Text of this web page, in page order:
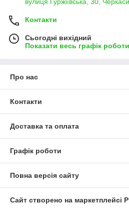
Контакти
Сьогодні вихідний
Показати весь графік роботи
Про нас
Контакти
Доставка та оплата
Графік роботи
Повна версія сайту
Сайт створено на маркетплейсі